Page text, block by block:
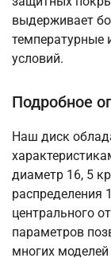
выдерживает
температурные
условий.
Подробное
Наш диск
диаметр 16, 5
распределения
центрального
параметров
многих